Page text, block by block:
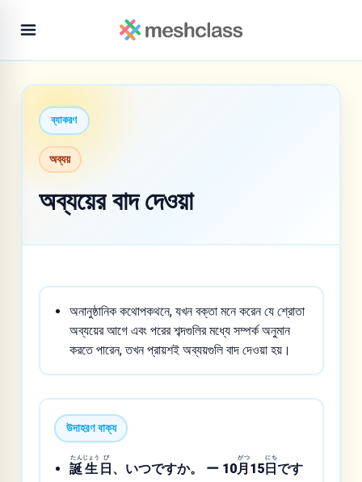
ব্যাকরণ
অব্যয়
অব্যয়ের বাদ দেওয়া
অনানুষ্ঠানিক কথোপকথনে, যখন বক্তা মনে করেন যে শ্রোতা
অব্যয়ের আগে এবং পরের শব্দগুলির মধ্যে সম্পর্ক অনুমান
করতে পারেন, তখন প্রায়শই অব্যয়গুলি বাদ দেওয়া হয়।
উদাহরণ বাক্য
誕
たん
生
じょう
日
び
、いつですか。 ー 10月
がつ
15日
にち
です